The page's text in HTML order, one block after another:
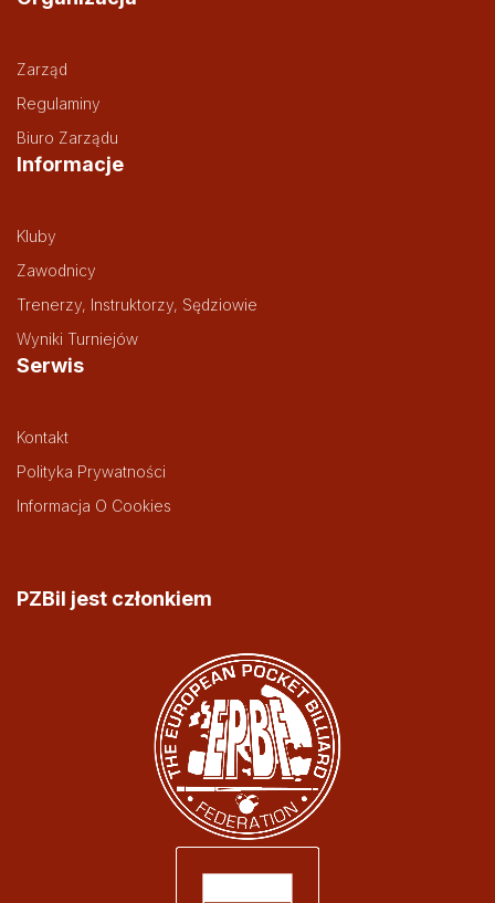
Zarząd
Regulaminy
Biuro Zarządu
Informacje
Kluby
Zawodnicy
Trenerzy, Instruktorzy, Sędziowie
Wyniki Turniejów
Serwis
Kontakt
Polityka Prywatności
Informacja O Cookies
PZBil jest członkiem